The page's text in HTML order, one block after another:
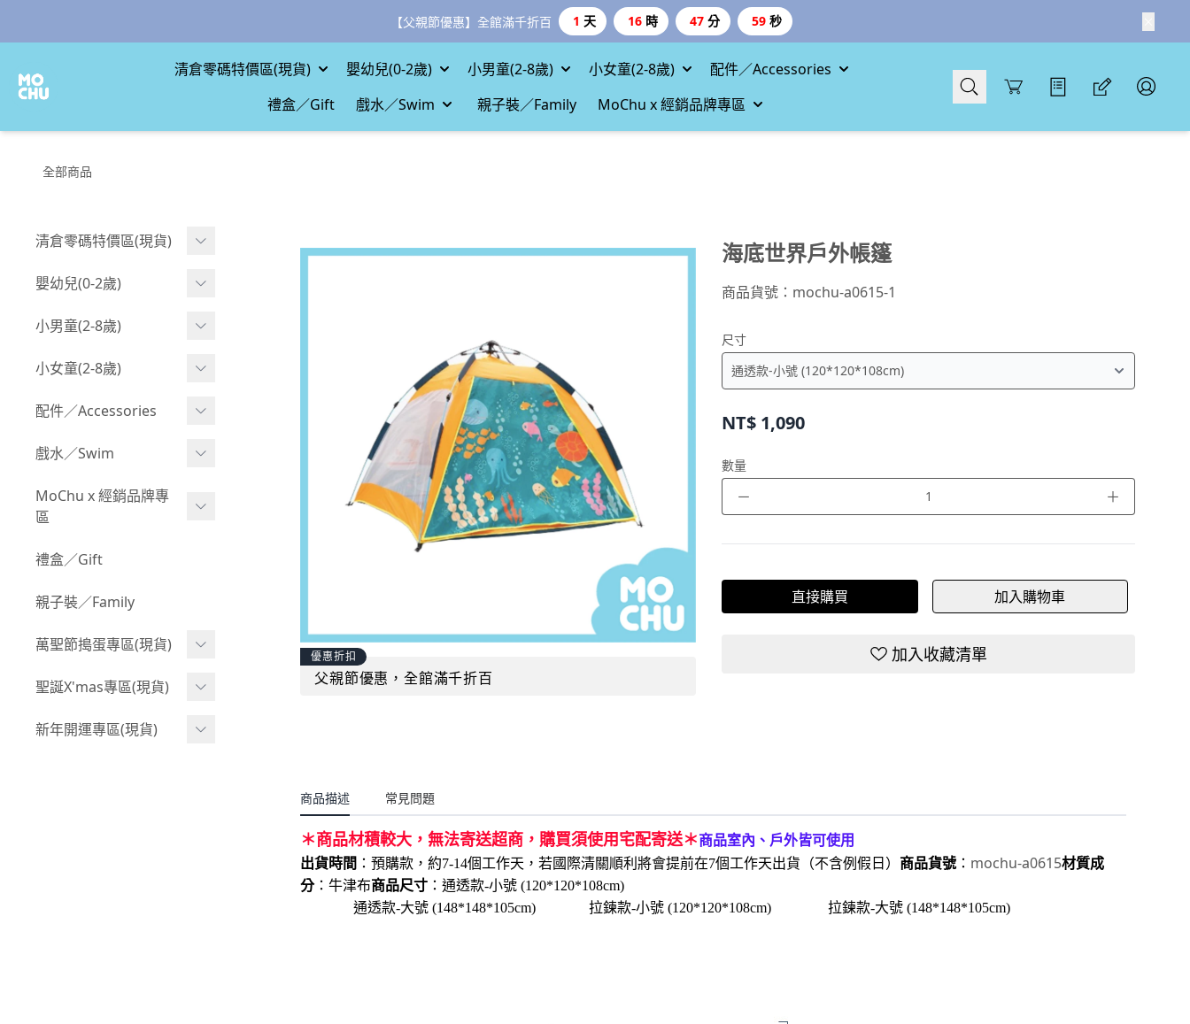
【父親節優惠】全館滿千折百 1 天 16 時 47 分 58 秒
清倉零碼特價區(現貨) 嬰幼兒(0-2歲) 小男童(2-8歲) 小女童(2-8歲)
配件／Accessories
禮盒／Gift
戲水／Swim 親子裝／Family MoChu x 經銷品牌專區
Cart
全部商品
清倉零碼特價區(現貨)
現貨.寶寶
現貨.男童
嬰幼兒(0-2歲)
BABY 包屁衣(短袖)
BABY 包屁衣(長袖)
BABY 外套
BABY 上身(短袖)
BABY 下身(短褲)
BABY 下身(長褲)
BABY 套裝(短袖)
BABY 套裝(長袖)
小男童(2-8歲)
Boy 上身(短袖)
Boy 上身(長袖)
Boy 套裝(短袖)
叢林探險系列
小紳士系列
韓國小歐巴
小女童(2-8歲)
Girl 上身(短袖)
Girl 上身(長袖)
Girl 下身(長褲)
Girl 套裝(短袖)
率性牛仔風
夢幻童話系列
小洋裝系列
配件／Accessories
Acc 口水巾
Acc 襪子
Acc 鞋子
Acc 餐具
Acc 寢具
Acc 其他
戲水／Swim
泳裝
泳具
野餐趣
MoChu x 經銷品牌專
區
©Wonchi 台灣 ｜ 兒童軟
©Disney 美國｜嬰兒用品
©風車圖書 台灣｜兒童圖
嘴
禮盒／Gift
親子裝／Family
萬聖節搗蛋專區(現貨)
萬聖造型頭套(3歲以上)
萬聖.嬰幼兒(0-2歲)
聖誕X'mas專區(現貨)
聖誕.嬰幼兒(0-2歲)
新年開運專區(現貨)
優惠折扣
父親節優惠，全館滿千折百
海底世界戶外帳篷
商品貨號： mochu-a0615-1
尺寸
NT$ 1,090
數量
－ ＋
直接購買 加入購物車
加入收藏清單
商品描述 常見問題
＊商品材積較大，無法寄送超商，購買須使用宅配寄送＊商品室內、戶外皆可使用
出貨時間 ：預購款，約7-14個工作天，若國際清關順利將會提前在7個工作天出貨（不含例假日） 商品貨號： mochu-a0615材質成
分：牛津布商品尺寸 ：通透款-小號 (120*120*108cm)
通透款-大號 (148*148*105cm) 拉鍊款-小號 (120*120*108cm) 拉鍊款-大號 (148*148*105cm)